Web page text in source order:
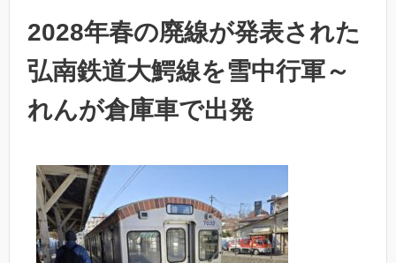
2028年春の廃線が発表された
弘南鉄道大鰐線を雪中行軍～
れんが倉庫車で出発